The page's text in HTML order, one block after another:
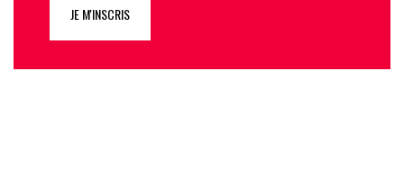
JE M'INSCRIS